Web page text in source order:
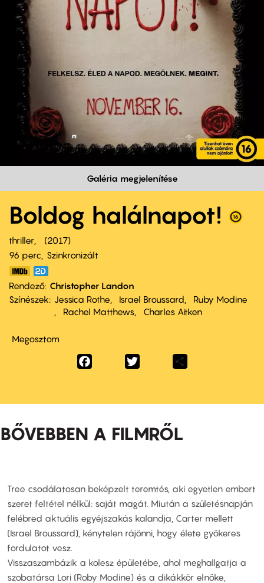
Galéria megjelenítése
Boldog halálnapot!
thriller
2017
96 perc,
Szinkronizált
Rendező Christopher Landon
Színészek
Jessica Rothe Israel Broussard
Ruby Modine
Rachel Matthews
Charles Aitken
Megosztom
Facebook
BŐVEBBEN A FILMRŐL
Tree csodálatosan beképzelt teremtés, aki egyetlen embert
szeret feltétel nélkül: saját magát. Miután a születésnapján
felébred aktuális egyéjszakás kalandja, Carter mellett
(Israel Broussard), kénytelen rájönni, hogy élete gyökeres
fordulatot vesz.
Visszaszambázik a kolesz épületébe, ahol meghallgatja a
szobatársa Lori (Roby Modine) és a dikákkör elnöke,